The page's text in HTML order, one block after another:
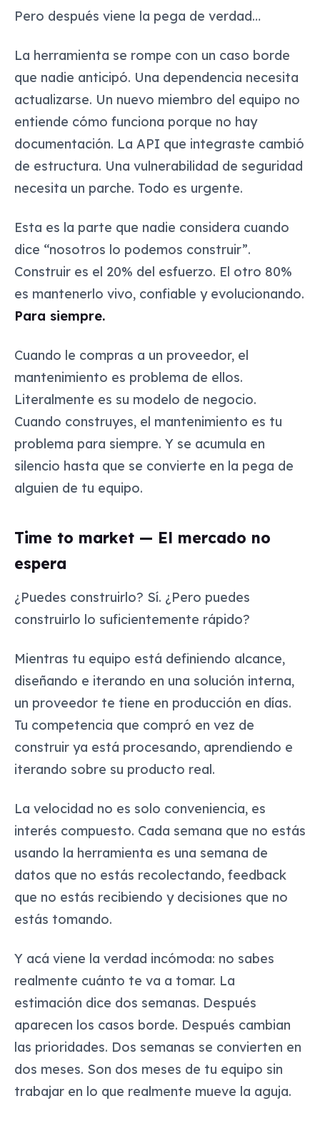
Pero después viene la pega de verdad…
La herramienta se rompe con un caso borde
que nadie anticipó. Una dependencia necesita
actualizarse. Un nuevo miembro del equipo no
entiende cómo funciona porque no hay
documentación. La API que integraste cambió
de estructura. Una vulnerabilidad de seguridad
necesita un parche. Todo es urgente.
Esta es la parte que nadie considera cuando
dice “nosotros lo podemos construir”.
Construir es el 20% del esfuerzo. El otro 80%
es mantenerlo vivo, confiable y evolucionando.
Para siempre.
Cuando le compras a un proveedor, el
mantenimiento es problema de ellos.
Literalmente es su modelo de negocio.
Cuando construyes, el mantenimiento es tu
problema para siempre. Y se acumula en
silencio hasta que se convierte en la pega de
alguien de tu equipo.
Time to market — El mercado no
espera
¿Puedes construirlo? Sí. ¿Pero puedes
construirlo lo suficientemente rápido?
Mientras tu equipo está definiendo alcance,
diseñando e iterando en una solución interna,
un proveedor te tiene en producción en días.
Tu competencia que compró en vez de
construir ya está procesando, aprendiendo e
iterando sobre su producto real.
La velocidad no es solo conveniencia, es
interés compuesto. Cada semana que no estás
usando la herramienta es una semana de
datos que no estás recolectando, feedback
que no estás recibiendo y decisiones que no
estás tomando.
Y acá viene la verdad incómoda: no sabes
realmente cuánto te va a tomar. La
estimación dice dos semanas. Después
aparecen los casos borde. Después cambian
las prioridades. Dos semanas se convierten en
dos meses. Son dos meses de tu equipo sin
trabajar en lo que realmente mueve la aguja.